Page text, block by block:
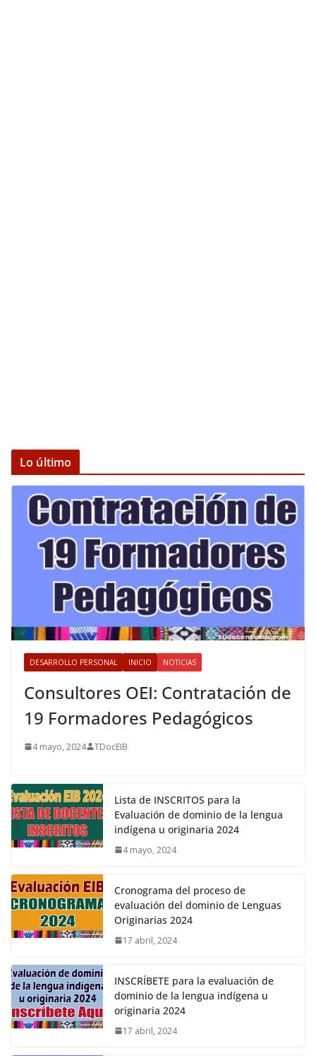
Lo último
DESARROLLO PERSONAL INICIO NOTICIAS
Consultores OEI: Contratación de
19 Formadores Pedagógicos
4 mayo, 2024 TDocEIB
Lista de INSCRITOS para la
Evaluación de dominio de la lengua
indígena u originaria 2024
4 mayo, 2024
Cronograma del proceso de
evaluación del dominio de Lenguas
Originarias 2024
17 abril, 2024
INSCRÍBETE para la evaluación de
dominio de la lengua indígena u
originaria 2024
17 abril, 2024